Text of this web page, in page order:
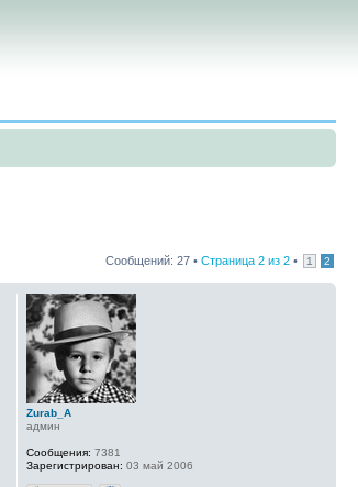
Сообщений: 27 • Страница 2 из 2 • 1 2
Zurab_A
админ
Сообщения: 7381
Зарегистрирован: 03 май 2006